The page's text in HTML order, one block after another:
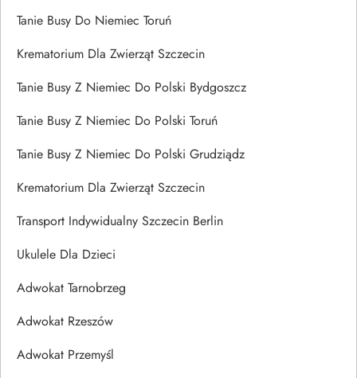
Tanie Busy Do Niemiec Toruń
Krematorium Dla Zwierząt Szczecin
Tanie Busy Z Niemiec Do Polski Bydgoszcz
Tanie Busy Z Niemiec Do Polski Toruń
Tanie Busy Z Niemiec Do Polski Grudziądz
Krematorium Dla Zwierząt Szczecin
Transport Indywidualny Szczecin Berlin
Ukulele Dla Dzieci
Adwokat Tarnobrzeg
Adwokat Rzeszów
Adwokat Przemyśl